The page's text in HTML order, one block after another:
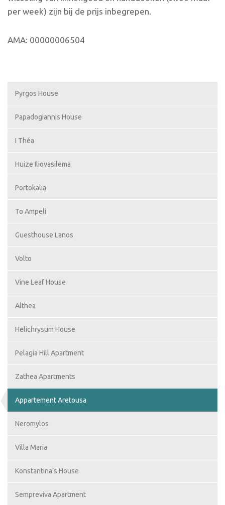
per week) zijn bij de prijs inbegrepen.
AMA: 00000006504
Pyrgos House
Papadogiannis House
I Théa
Huize Iliovasilema
Portokalia
To Ampeli
Guesthouse Lanos
Volto
Vine Leaf House
Althea
Helichrysum House
Pelagia Hill Apartment
Zathea Apartments
Appartement Aretousa
Neromylos
Villa Maria
Konstantina’s House
Sempreviva Apartment